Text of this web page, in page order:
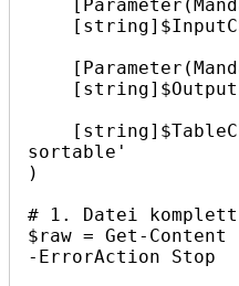
sortable'
)
# 1. Datei
$raw = Get-Content
-ErrorAction Stop